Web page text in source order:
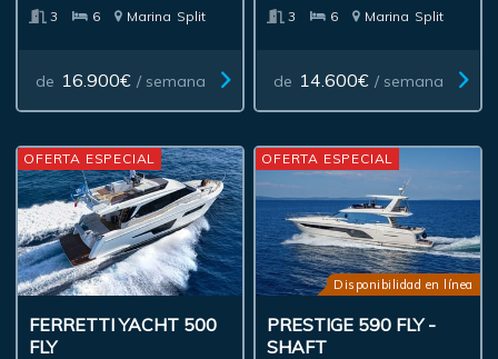
3
6 Marina Split
de 16.900€ / semana
3
6 Marina Split
de 14.600€ / semana
FERRETTI YACHT 500
FLY
OFERTA ESPECIAL
Disponibilidad en línea
PRESTIGE 590 FLY -
SHAFT
OFERTA ESPECIAL